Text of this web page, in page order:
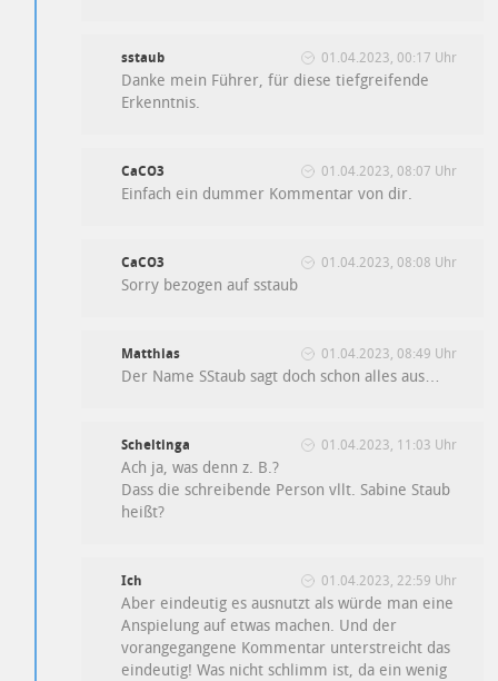
sstaub 01.04.2023, 00:17 Uhr
Danke mein Führer, für diese tiefgreifende
Erkenntnis.
CaCO3 01.04.2023, 08:07 Uhr
Einfach ein dummer Kommentar von dir.
CaCO3 01.04.2023, 08:08 Uhr
Sorry bezogen auf sstaub
Matthias 01.04.2023, 08:49 Uhr
Der Name SStaub sagt doch schon alles aus…
Scheltinga 01.04.2023, 11:03 Uhr
Ach ja, was denn z. B.?
Dass die schreibende Person vllt. Sabine Staub
heißt?
Ich 01.04.2023, 22:59 Uhr
Aber eindeutig es ausnutzt als würde man eine
Anspielung auf etwas machen. Und der
vorangegangene Kommentar unterstreicht das
eindeutig! Was nicht schlimm ist, da ein wenig